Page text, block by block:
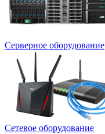
Серверное оборудование
Сетевое оборудование